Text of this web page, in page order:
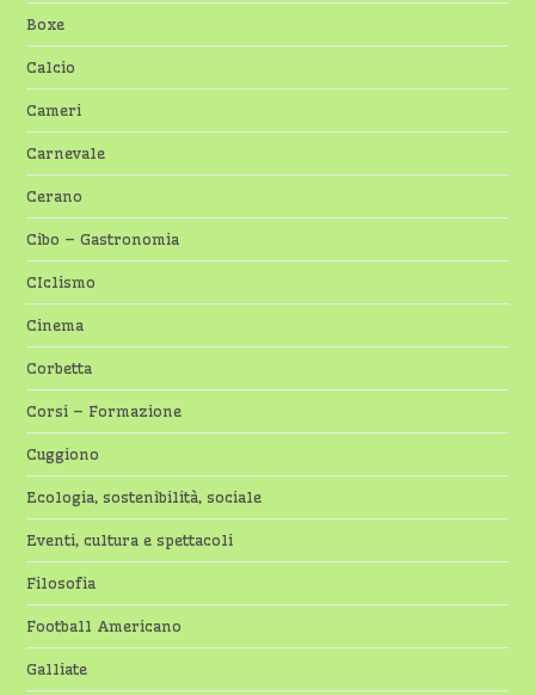
Boxe
Calcio
Cameri
Carnevale
Cerano
Cibo – Gastronomia
CIclismo
Cinema
Corbetta
Corsi – Formazione
Cuggiono
Ecologia, sostenibilità, sociale
Eventi, cultura e spettacoli
Filosofia
Football Americano
Galliate